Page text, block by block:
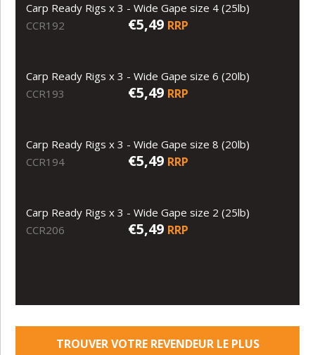
Carp Ready Rigs x 3 - Wide Gape size 4 (25lb)
CCR192
€5,49 RRP
Carp Ready Rigs x 3 - Wide Gape size 6 (20lb)
CCR193
€5,49 RRP
Carp Ready Rigs x 3 - Wide Gape size 8 (20lb)
CCR194
€5,49 RRP
Carp Ready Rigs x 3 - Wide Gape size 2 (25lb)
CCR206
€5,49 RRP
TROUVER VOTRE REVENDEUR LE PLUS